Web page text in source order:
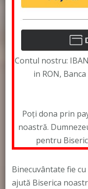
Contul nostru:
in RON, Banca
Poți dona prin
noastră.
pentru
Binecuvântate fie
ajută Biserica